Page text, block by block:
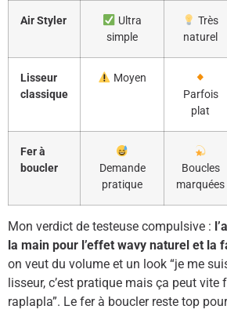
Air Styler
Ultra
simple
Très
naturel
Lisseur
classique
Moyen
Parfois
plat
Fer à
boucler
Demande
pratique
Boucles
marquées
Mon verdict de testeuse compulsive :
la main pour l’effet wavy naturel et la
on veut du volume et un look “je me
lisseur, c’est pratique mais ça peut vite
raplapla”. Le fer à boucler reste top